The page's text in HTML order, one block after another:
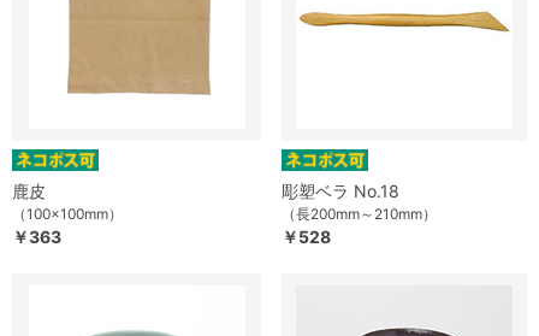
鹿皮
（100×100mm）
￥363
彫塑ベラ No.18
（長200mm～210mm）
￥528